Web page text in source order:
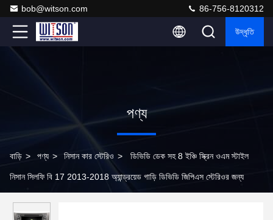
bob@witson.com 86-756-8120312
উদ্ধৃতি
পণ্য
বাড়ি > পণ্য > নিসান কার স্টেরিও > ডিভিডি ডেক সহ 8 ইঞ্চি স্ক্রিন ওএম স্টাইল
নিসান সিলফি বি 17 2013-2018 অ্যান্ড্রয়েড গাড়ি ডিভিডি জিপিএস স্টেরিওর জন্য